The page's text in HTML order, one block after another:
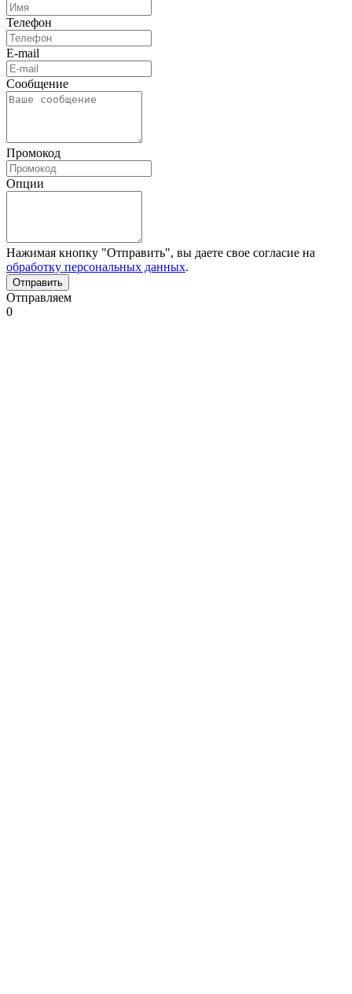
Телефон
E-mail
Сообщение
Промокод
Опции
Нажимая кнопку "Отправить", вы даете свое согласие на
обработку персональных данных.
Отправляем
0